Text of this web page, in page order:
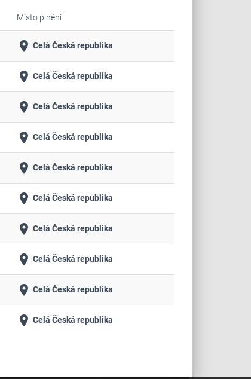
Místo plnění
place Celá Česká republika
place Celá Česká republika
place Celá Česká republika
place Celá Česká republika
place Celá Česká republika
place Celá Česká republika
place Celá Česká republika
place Celá Česká republika
place Celá Česká republika
place Celá Česká republika